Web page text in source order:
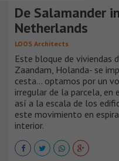
De Salamander
Netherlands
LOOS Architects
Este bloque de viviendas
Zaandam, Holanda- se
cesta... optamos por un
irregular de la parcela, en
así a la escala de los
este movimiento en
interior.